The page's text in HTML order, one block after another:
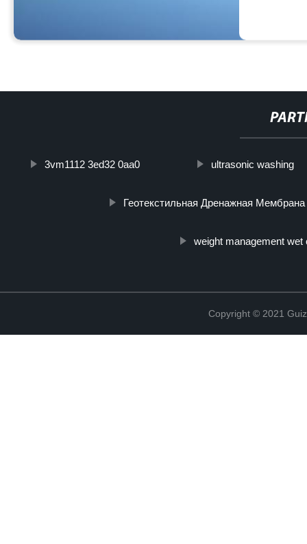
3vm1112 3ed32 0aa0 ultrasonic washing
Геотекстильная Дренажная Мембрана
weight management wet
Copyright © 2021